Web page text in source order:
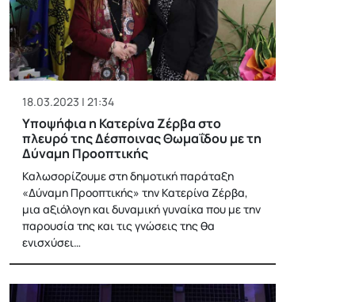
18.03.2023 | 21:34
Υποψήφια η Κατερίνα Ζέρβα στο
πλευρό της Δέσποινας Θωμαΐδου με τη
Δύναμη Προοπτικής
Καλωσορίζουμε στη δημοτική παράταξη
«Δύναμη Προοπτικής» την Κατερίνα Ζέρβα,
μια αξιόλογη και δυναμική γυναίκα που με την
παρουσία της και τις γνώσεις της θα
ενισχύσει…